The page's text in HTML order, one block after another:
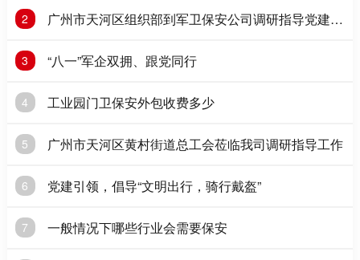
2
广州市天河区组织部到军卫保安公司调研指导党建工
3 “八一”军企双拥、跟党同行
4 工业园门卫保安外包收费多少
5 广州市天河区黄村街道总工会莅临我司调研指导工作
6 党建引领，倡导“文明出行，骑行戴盔”
7 一般情况下哪些行业会需要保安